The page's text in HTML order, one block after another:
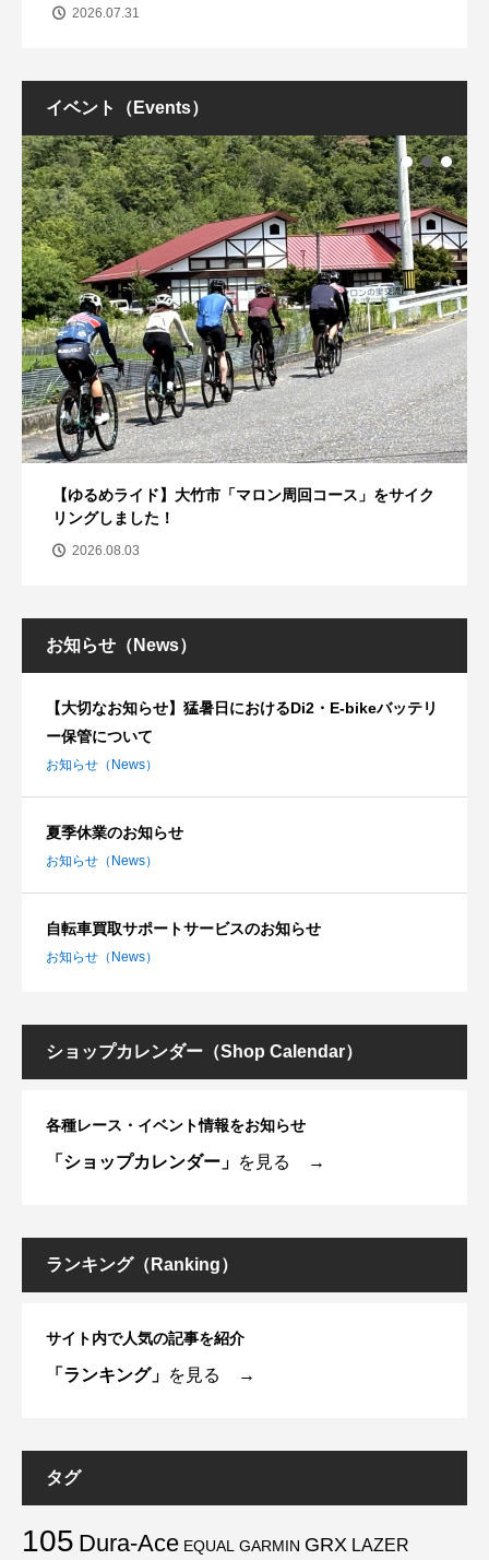
2026.07.31
イベント（Events）
【ゆるめライド】大竹市「マロン周回コース」をサイク
リングしました！
2026.08.03
お知らせ（News）
【大切なお知らせ】猛暑日におけるDi2・E-bikeバッテリ
ー保管について
お知らせ（News）
夏季休業のお知らせ
お知らせ（News）
自転車買取サポートサービスのお知らせ
お知らせ（News）
ショップカレンダー（Shop Calendar）
各種レース・イベント情報をお知らせ
「ショップカレンダー」 を見る →
ランキング（Ranking）
サイト内で人気の記事を紹介
「ランキング」 を見る →
タグ
105 Dura-Ace EQUAL GARMIN GRX LAZER